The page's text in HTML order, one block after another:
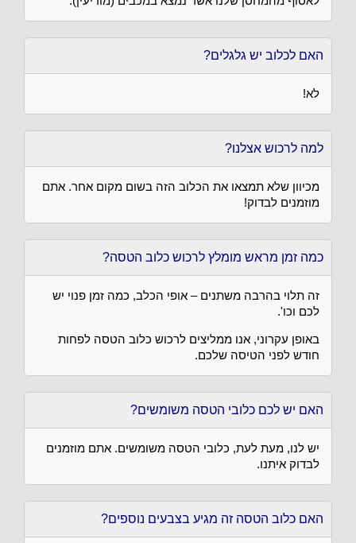
האם לכלוב יש גלגלים?
לא!
למה לרכוש אצלנו?
מכיוון שלא תמצאו את הכלוב הזה בשום מקום אחר. אתם
מוזמנים לבדוק!
כמה זמן מראש מומלץ לרכוש כלוב הטסה?
זה תלוי בהרבה משתנים – אופי הכלב, כמה זמן פנוי יש
לכם וכו'.
באופן עקרוני, אנו ממליצים לרכוש כלוב הטסה לפחות
חודש לפני הטיסה שלכם.
האם יש לכם כלובי הטסה משומשים?
יש לנו, מעת לעת, כלובי הטסה משומשים. אתם מוזמנים
לבדוק איתנו.
האם כלוב הטסה זה מגיע בצבעים נוספים?